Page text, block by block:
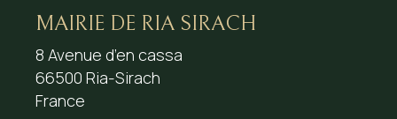
MAIRIE DE RIA SIRACH
8 Avenue d’en cassa
66500 Ria-Sirach
France